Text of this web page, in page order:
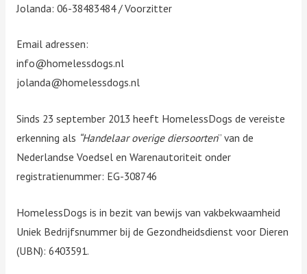
Jolanda: 06-38483484 / Voorzitter
Email adressen:
info@homelessdogs.nl
jolanda@homelessdogs.nl
Sinds 23 september 2013 heeft HomelessDogs de vereiste
erkenning als “Handelaar overige diersoorten” van de
Nederlandse Voedsel en Warenautoriteit onder
registratienummer: EG-308746
HomelessDogs is in bezit van bewijs van vakbekwaamheid
Uniek Bedrijfsnummer bij de Gezondheidsdienst voor Dieren
(UBN): 6403591.